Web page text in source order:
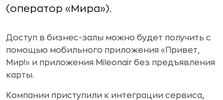
(оператор «Мира»).
Доступ в бизнес-залы можно будет получить с
помощью мобильного приложения «Привет,
Мир!» и приложения Mileonair без предъявления
карты.
Компании приступили к интеграции сервиса,